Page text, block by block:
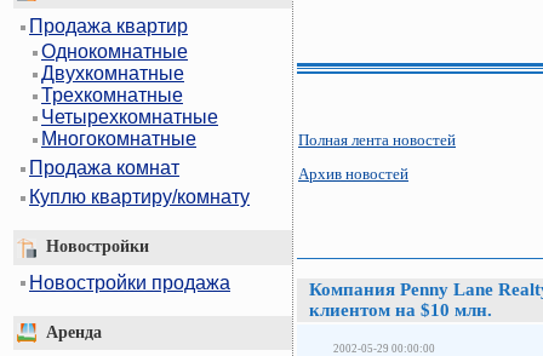
Продажа квартир
Однокомнатные
Двухкомнатные
Трехкомнатные
Четырехкомнатные
Многокомнатные
Продажа комнат
Куплю квартиру/комнату
Новостройки
Новостройки продажа
Аренда
Полная лента новостей
Архив новостей
Компания Penny Lane
клиентом на $10 млн.
2002-05-29 00:00:00